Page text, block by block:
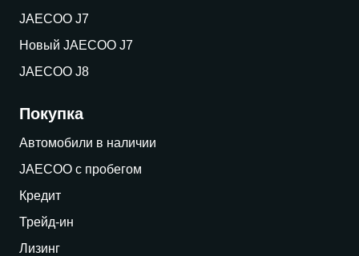
JAECOO J7
Новый JAECOO J7
JAECOO J8
Покупка
Автомобили в наличии
JAECOO с пробегом
Кредит
Трейд-ин
Лизинг